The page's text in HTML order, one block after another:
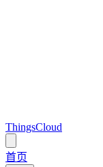
ThingsCloud
main
menu
首页